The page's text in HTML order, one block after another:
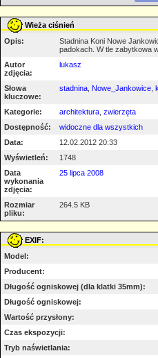
Wieża ciśnień
Opis:
Stadnina Koni Nowe
padokach. W tle zabytkowa
Autor
zdjęcia:
lukasz
Słowa
kluczowe:
stadnina Nowe_Jankowice
Kategorie: architektura zwierzęta
Dostępność:
widoczne dla wszystkich
Data:
12.02.2012 20:33
Wyświetleń:
1748
Data
wykonania
zdjęcia:
25 lipca 2008
Rozmiar
pliku:
264.5 KB
EXIF:
Model:
Producent:
Długość ogniskowej (dla klatki 35mm):
Długość ogniskowej:
Wartość przysłony:
Czas ekspozycji:
Tryb naświetlania: